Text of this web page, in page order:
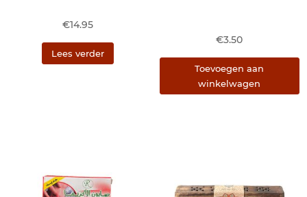
€14.95
Lees verder
€3.50
Toevoegen aan
winkelwagen